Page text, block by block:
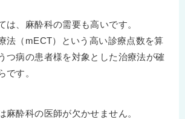
は、麻酔科の需要も高いです。
法（mECT）という高い診療点数を算
つ病の患者様を対象とした治療法が確
です。
麻酔科の医師が欠かせません。